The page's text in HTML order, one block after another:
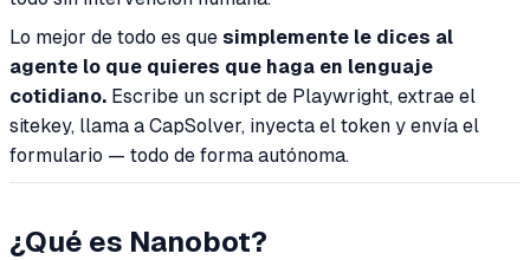
Lo mejor de todo es que simplemente le dices al
agente lo que quieres que haga en lenguaje
cotidiano. Escribe un script de Playwright, extrae el
sitekey, llama a CapSolver, inyecta el token y envía el
formulario — todo de forma autónoma.
¿Qué es Nanobot?